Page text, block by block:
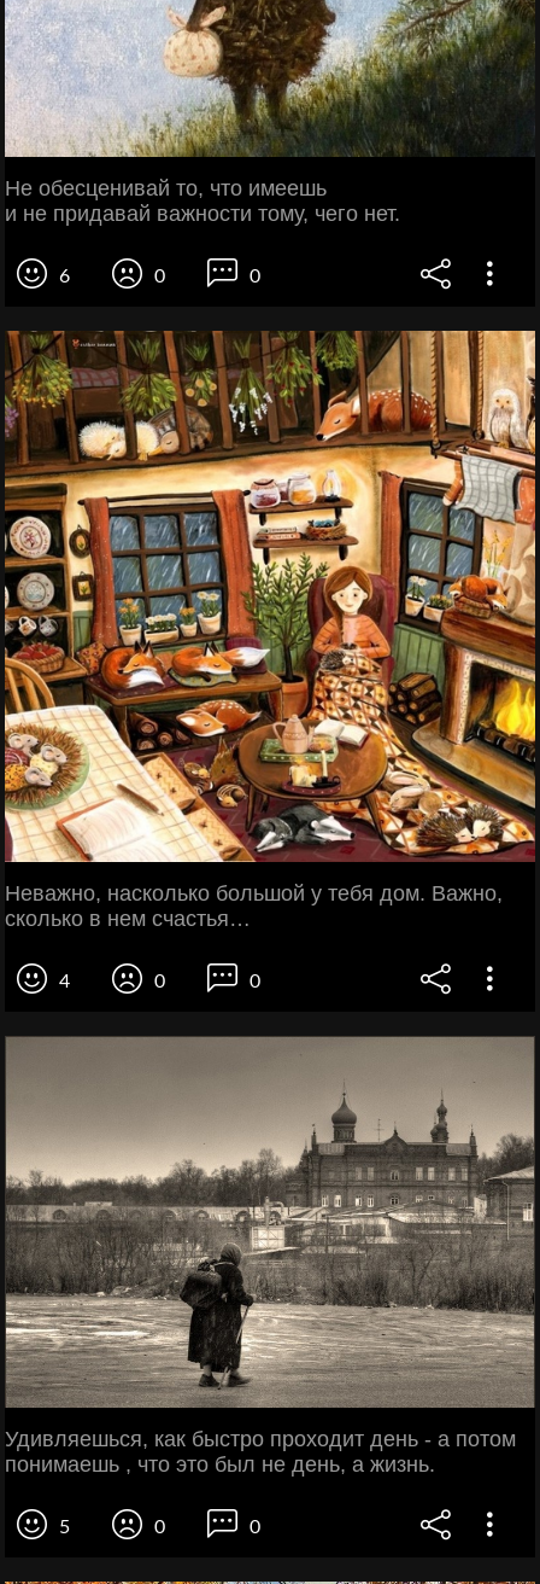
Не обесценивай то, что имеешь
и не придавай важности тому, чего нет.
6 0 0
Неважно, насколько большой у тебя дом. Важно,
сколько в нем счастья…
4 0 0
Удивляешься, как быстро проходит день - а потом
понимаешь , что это был не день, а жизнь.
5 0 0